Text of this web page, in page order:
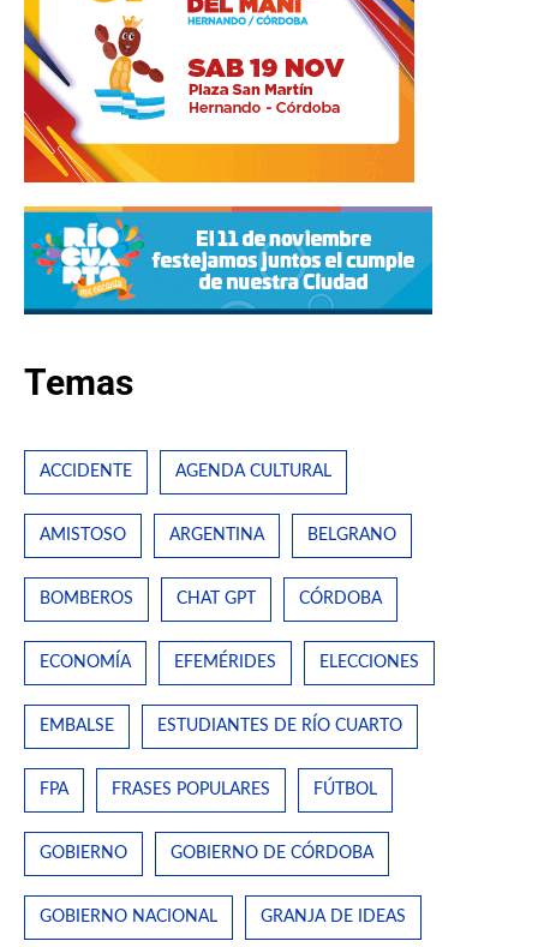
Temas
ACCIDENTE AGENDA CULTURAL
AMISTOSO ARGENTINA BELGRANO
BOMBEROS CHAT GPT CÓRDOBA
ECONOMÍA EFEMÉRIDES ELECCIONES
EMBALSE ESTUDIANTES DE RÍO CUARTO
FPA FRASES POPULARES FÚTBOL
GOBIERNO GOBIERNO DE CÓRDOBA
GOBIERNO NACIONAL GRANJA DE IDEAS